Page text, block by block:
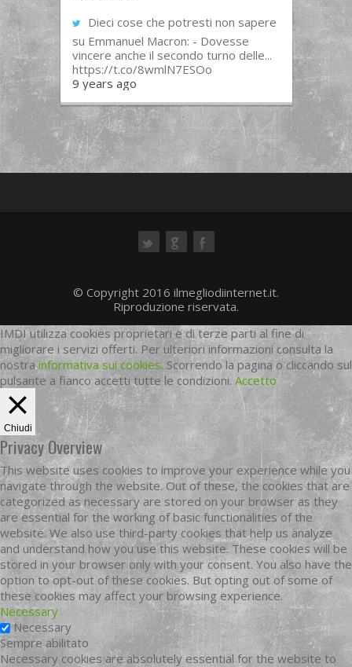
Dieci cose che potresti non sapere
su Emmanuel Macron: - Dovesse
vincere anche il secondo turno delle...
https://t.co/8wmlN7ESOo
9 years ago
© Copyright 2016 ilmegliodiinternet.it.
Riproduzione riservata.
IMDI utilizza cookies proprietari e di terze parti al fine di
migliorare i servizi offerti. Per ulteriori informazioni consulta la
nostrainformativa sui cookies. Scorrendo la pagina o cliccando sul
pulsante a fianco accetti tutte le condizioni. Accetto
Chiudi
Privacy Overview
This website uses cookies to improve your experience while you
navigate through the website. Out of these, the cookies that are
categorized as necessary are stored on your browser as they
are essential for the working of basic functionalities of the
website. We also use third-party cookies that help us analyze
and understand how you use this website. These cookies will be
stored in your browser only with your consent. You also have the
option to opt-out of these cookies. But opting out of some of
these cookies may affect your browsing experience.
Necessary
Necessary
Sempre abilitato
Necessary cookies are absolutely essential for the website to